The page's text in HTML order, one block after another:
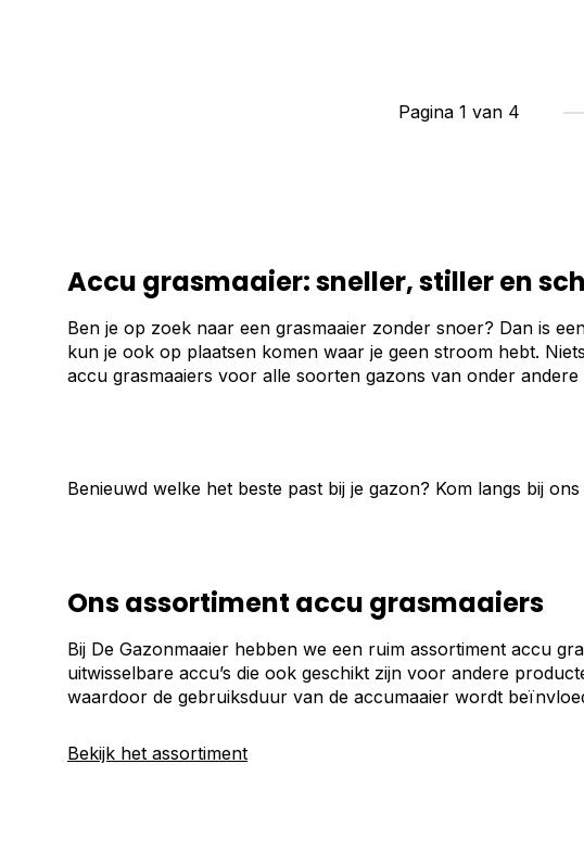
Pagina 1 van 4
Accu grasmaaier: sneller, stiller en
Ben je op zoek naar een grasmaaier zonder snoer? Dan is
kun je ook op plaatsen komen waar je geen stroom hebt.
accu grasmaaiers voor alle soorten gazons van onder andere
Benieuwd welke het beste past bij je gazon? Kom langs bij
Ons assortiment accu grasmaaiers
Bij De Gazonmaaier hebben we een ruim assortiment accu
uitwisselbare accu’s die ook geschikt zijn voor andere
waardoor de gebruiksduur van de accumaaier wordt
Bekijk het assortiment